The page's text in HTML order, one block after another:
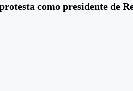
como presidente de